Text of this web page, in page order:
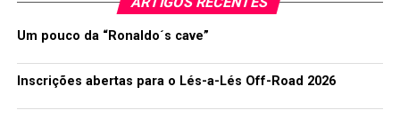
Um pouco da “Ronaldo´s cave”
Inscrições abertas para o Lés-a-Lés Off-Road 2026